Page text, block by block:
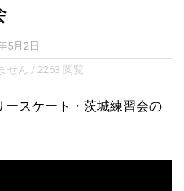
5月2日
せん / 2263 閲覧
スケート・茨城練習会の